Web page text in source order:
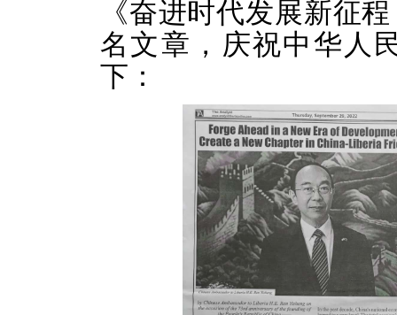
《奋进时代发展新征
名文章，庆祝中华人
下：